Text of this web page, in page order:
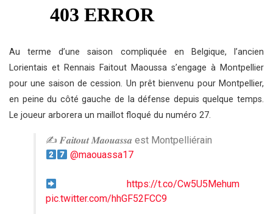
Au terme d’une saison compliquée en Belgique, l’ancien
Lorientais et Rennais Faitout Maoussa s’engage à Montpellier
pour une saison de cession. Un prêt bienvenu pour Montpellier,
en peine du côté gauche de la défense depuis quelque temps.
Le joueur arborera un maillot floqué du numéro 27.
✍️ 𝑭𝒂𝒊𝒕𝒐𝒖𝒕 𝑴𝒂𝒐𝒖𝒂𝒔𝒔𝒂 est Montpelliérain
@maouassa17
https://t.co/Cw5U5Mehum
pic.twitter.com/hhGF52FCC9